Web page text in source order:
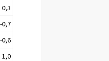
0,3
-0,7
-0,6
1,0